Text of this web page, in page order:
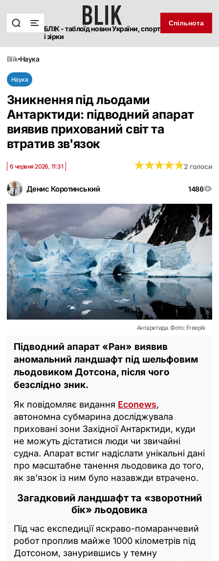
БЛІК - таблоїд новин України, спорт
і зірки
Спільнота
blik наука
Наука
Зникнення під льодами
Антарктиди: підводний апарат
виявив прихований світ та
втратив зв'язок
Денис Коротинський 1486
6 червня 2026, 11:31 ★★★★★
★★★★★2 голоси
Антарктида. Фото: Freepik
Підводний апарат «Ран» виявив
аномальний ландшафт під шельфовим
льодовиком Дотсона, після чого
безслідно зник.
Як повідомляє видання Econews,
автономна субмарина досліджувала
приховані зони Західної Антарктиди, куди
не можуть дістатися люди чи звичайні
судна. Апарат встиг надіслати унікальні дані
про масштабне танення льодовика до того,
як зв'язок із ним було назавжди втрачено.
Загадковий ландшафт та «зворотний
бік» льодовика
Під час експедиції яскраво-помаранчевий
робот проплив майже 1000 кілометрів під
Дотсоном, занурившись у темну